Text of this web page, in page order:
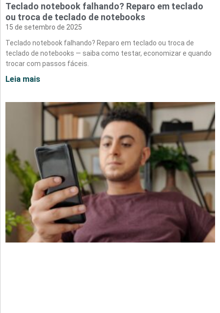
Teclado notebook falhando? Reparo em teclado
ou troca de teclado de notebooks
15 de setembro de 2025
Teclado notebook falhando? Reparo em teclado ou troca de
teclado de notebooks — saiba como testar, economizar e quando
trocar com passos fáceis.
Leia mais